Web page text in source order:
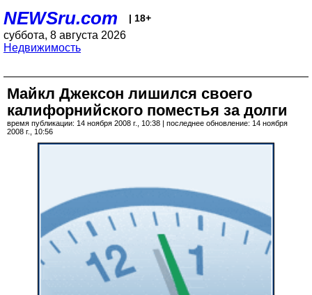
NEWSru.com | 18+
суббота, 8 августа 2026
Недвижимость
Майкл Джексон лишился своего
калифорнийского поместья за долги
время публикации: 14 ноября 2008 г., 10:38 | последнее обновление: 14 ноября
2008 г., 10:56